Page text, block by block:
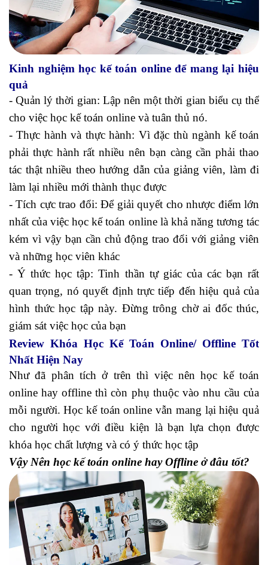
Kinh nghiệm học kế toán online để mang lại hiệu
quả
- Quản lý thời gian: Lập nên một thời gian biểu cụ thể
cho việc học kế toán online và tuân thủ nó.
- Thực hành và thực hành: Vì đặc thù ngành kế toán
phải thực hành rất nhiều nên bạn càng cần phải thao
tác thật nhiều theo hướng dẫn của giảng viên, làm đi
làm lại nhiều mới thành thục được
- Tích cực trao đổi: Để giải quyết cho nhược điểm lớn
nhất của việc học kế toán online là khả năng tương tác
kém vì vậy bạn cần chủ động trao đổi với giảng viên
và những học viên khác
- Ý thức học tập: Tinh thần tự giác của các bạn rất
quan trọng, nó quyết định trực tiếp đến hiệu quả của
hình thức học tập này. Đừng trông chờ ai đốc thúc,
giám sát việc học của bạn
Review Khóa Học Kế Toán Online/ Offline Tốt
Nhất Hiện Nay
Như đã phân tích ở trên thì việc nên học kế toán
online hay offline thì còn phụ thuộc vào nhu cầu của
mỗi người. Học kế toán online vẫn mang lại hiệu quả
cho người học với điều kiện là bạn lựa chọn được
khóa học chất lượng và có ý thức học tập
Vậy Nên học kế toán online hay Offline ở đâu tốt?